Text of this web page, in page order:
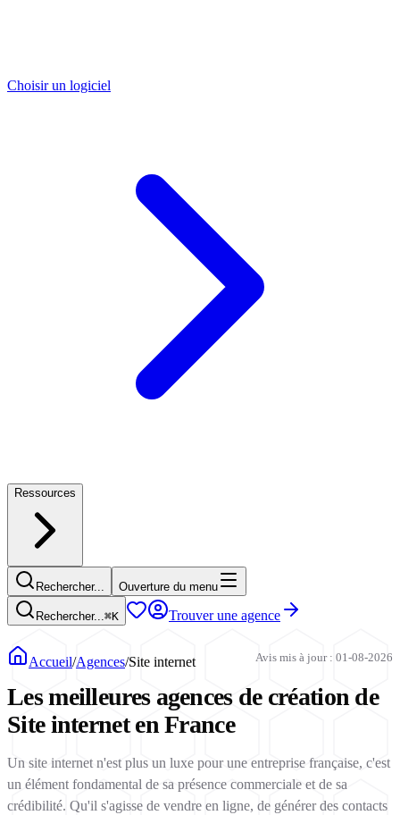
Choisir un logiciel
Ressources
Rechercher... Ouverture du menu
Rechercher...⌘K Trouver une agence
Accueil/Agences/Site internet Avis mis à jour : 01-08-2026
Les meilleures agences de création de
Site internet en France
Un site internet n'est plus un luxe pour une entreprise française, c'est
un élément fondamental de sa présence commerciale et de sa
crédibilité. Qu'il s'agisse de vendre en ligne, de générer des contacts